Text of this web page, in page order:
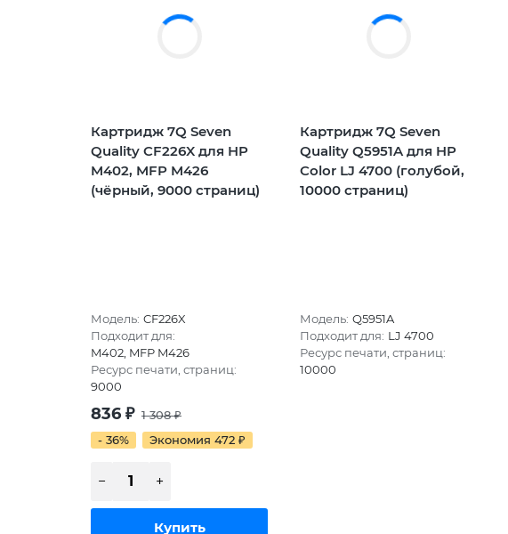
Картридж 7Q Seven
Quality CF226X для HP
M402, MFP M426
(чёрный, 9000 страниц)
Модель: CF226X
Подходит для:
M402, MFP M426
Ресурс печати, страниц:
9000
836 ₽ 1 308₽
- 36%
Экономия 472 ₽
Картридж 7Q Seven
Quality Q5951A для HP
Color LJ 4700 (голубой,
10000 страниц)
Модель: Q5951A
Подходит для: LJ 4700
Ресурс печати, страниц:
10000